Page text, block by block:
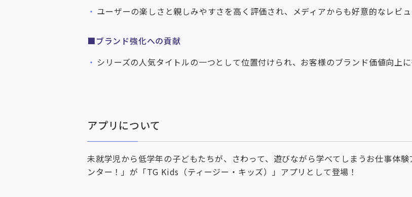
ユーザーの楽しさと親しみやすさを高く評価され、メディアからも好意的なレビ
■ブランド強化への貢献
シリーズの人気タイトルの一つとして位置付けられ、お客様のブランド価値向上
アプリについて
未就学児から低学年の子どもたちが、さわって、遊びながら学べてしまうお仕事体
ンター！」が「TG Kids（ティージー・キッズ）」アプリとして登場！